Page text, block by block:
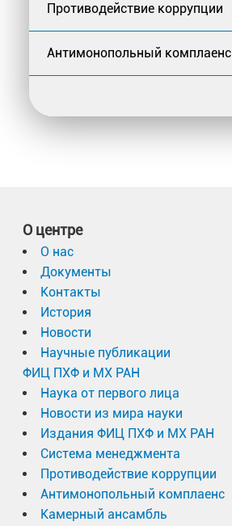
Противодействие коррупции
Антимонопольный комплаенс
О центре
О нас
Документы
Контакты
История
Новости
Научные публикации
ФИЦ ПХФ и МХ РАН
Наука от первого лица
Новости из мира науки
Издания ФИЦ ПХФ и МХ РАН
Система менеджмента
Противодействие коррупции
Антимонопольный комплаенс
Камерный ансамбль